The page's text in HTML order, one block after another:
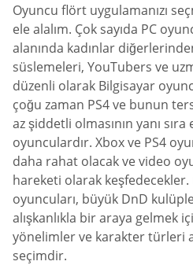
Oyuncu flört uygulamanızı
ele alalım. Çok sayıda PC
alanında kadınlar
süslemeleri, YouTubers ve
düzenli olarak Bilgisayar
çoğu zaman PS4 ve bunun
az şiddetli olmasının yanı
oyunculardır. Xbox ve PS4
daha rahat olacak ve video
hareketi olarak
oyuncuları, büyük DnD
alışkanlıkla bir araya gelmek
yönelimler ve karakter türleri
seçimdir.